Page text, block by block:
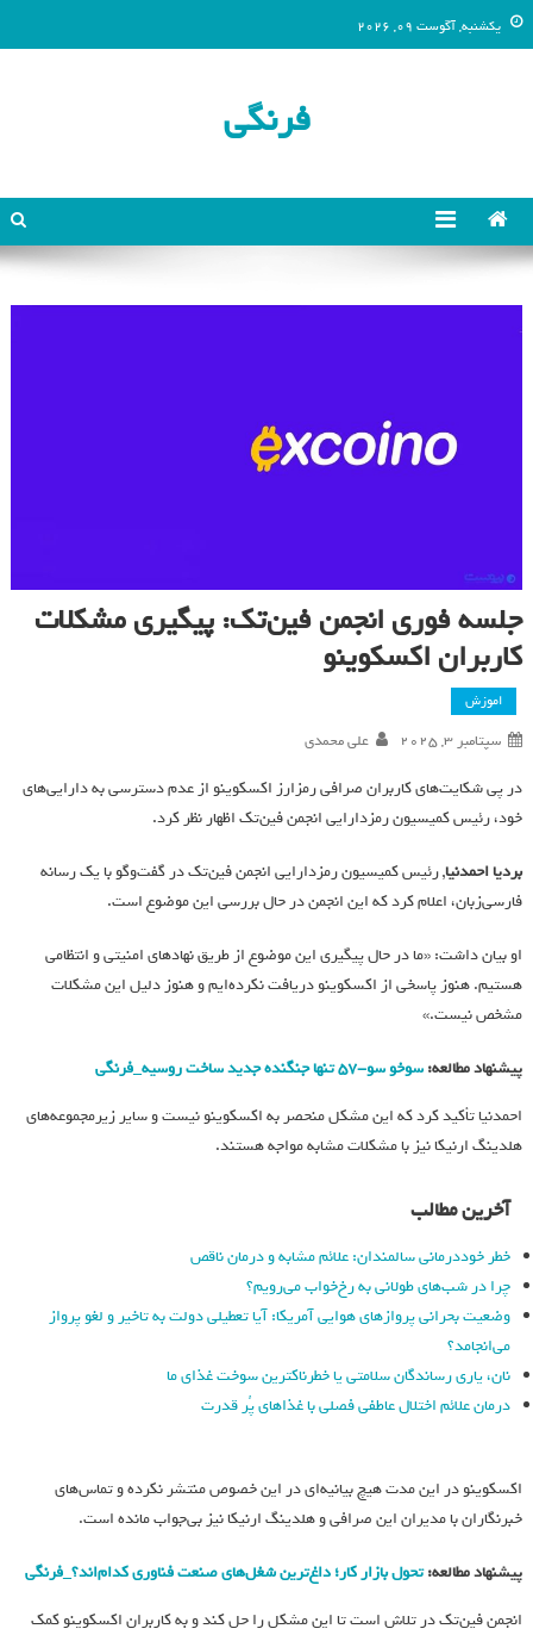
یکشنبه, آگوست 09, 2026
فرنگی
جلسه فوری انجمن فین‌تک: پیگیری مشکلات
کاربران اکسکوینو
اموزش
سپتامبر 3, 2025 علی محمدی
در پی شکایت‌های کاربران صرافی رمزارز اکسکوینو از عدم دسترسی به دارایی‌های
خود، رئیس کمیسیون رمزدارایی انجمن فین‌تک اظهار نظر کرد.
بردیا احمدنیا, رئیس کمیسیون رمزدارایی انجمن فین‌تک در گفت‌وگو با یک رسانه
فارسی‌زبان، اعلام کرد که این انجمن در حال بررسی این موضوع است.
او بیان داشت: «ما در حال پیگیری این موضوع از طریق نهادهای امنیتی و انتظامی
هستیم. هنوز پاسخی از اکسکوینو دریافت نکرده‌ایم و هنوز دلیل این مشکلات
مشخص نیست.»
پیشنهاد مطالعه:سوخو سو-۵۷ تنها جنگنده جدید ساخت روسیه_فرنگی
احمدنیا تأکید کرد که این مشکل منحصر به اکسکوینو نیست و سایر زیرمجموعه‌های
هلدینگ ارنیکا نیز با مشکلات مشابه مواجه هستند.
آخرین مطالب
خطر خوددرمانی سالمندان: علائم مشابه و درمان ناقص
چرا در شب‌های طولانی به رخ‌خواب می‌رویم؟
وضعیت بحرانی پروازهای هوایی آمریکا: آیا تعطیلی دولت به تاخیر و لغو پرواز
می‌انجامد؟
نان، یاری رساندگان سلامتی یا خطرناکترین سوخت غذای ما
درمان علائم اختلال عاطفی فصلی با غذاهای پُر قدرت
اکسکوینو در این مدت هیچ بیانیه‌ای در این خصوص منتشر نکرده و تماس‌های
خبرنگاران با مدیران این صرافی و هلدینگ ارنیکا نیز بی‌جواب مانده است.
پیشنهاد مطالعه:تحول بازار کار؛ داغ‌ترین شغل‌های صنعت فناوری کدام‌اند؟_فرنگی
انجمن فین‌تک در تلاش است تا این مشکل را حل کند و به کاربران اکسکوینو کمک